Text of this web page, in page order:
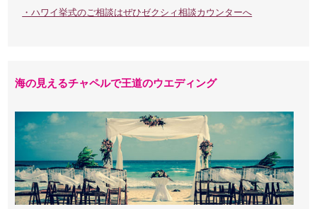
・ハワイ挙式のご相談はぜひゼクシィ相談カウンターへ
海の見えるチャペルで王道のウエディング